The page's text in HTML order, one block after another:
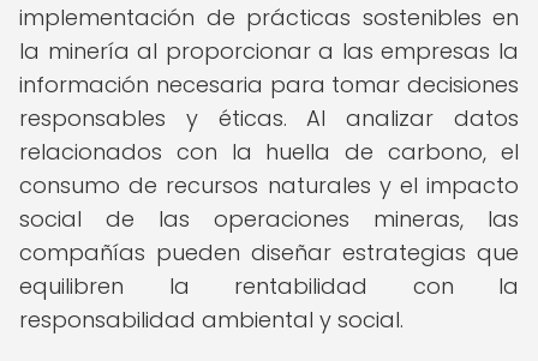
implementación de prácticas sostenibles en
la minería al proporcionar a las empresas la
información necesaria para tomar decisiones
responsables y éticas. Al analizar datos
relacionados con la huella de carbono, el
consumo de recursos naturales y el impacto
social de las operaciones mineras, las
compañías pueden diseñar estrategias que
equilibren la rentabilidad con la
responsabilidad ambiental y social.